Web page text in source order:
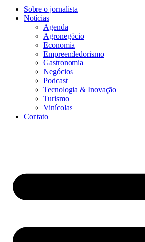
Sobre o jornalista
Notícias
Agenda
Agronegócio
Economia
Empreendedorismo
Gastronomia
Negócios
Podcast
Tecnologia & Inovação
Turismo
Vinícolas
Contato